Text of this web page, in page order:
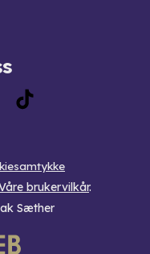
brukervilkår.
Sæther